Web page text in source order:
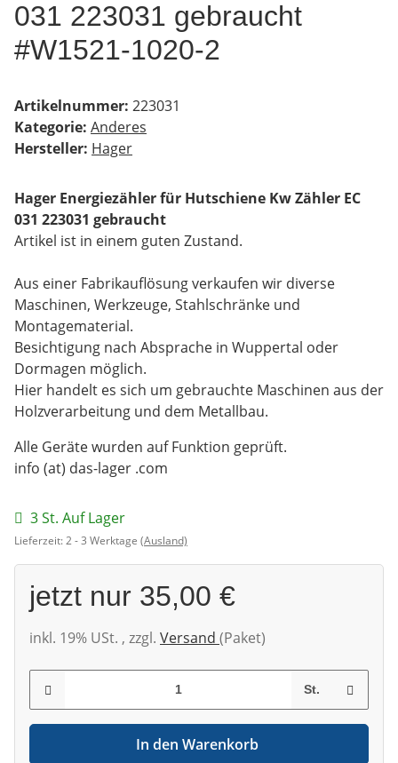
031 223031 gebraucht
#W1521-1020-2
Artikelnummer: 223031
Kategorie: Anderes
Hersteller: Hager
Hager Energiezähler für Hutschiene Kw Zähler EC
031 223031 gebraucht
Artikel ist in einem guten Zustand.
Aus einer Fabrikauflösung verkaufen wir diverse
Maschinen, Werkzeuge, Stahlschränke und
Montagematerial.
Besichtigung nach Absprache in Wuppertal oder
Dormagen möglich.
Hier handelt es sich um gebrauchte Maschinen aus der
Holzverarbeitung und dem Metallbau.
Alle Geräte wurden auf Funktion geprüft.
info (at) das-lager .com
3 St. Auf Lager
Lieferzeit:2 - 3 Werktage (Ausland)
jetzt nur 35,00 €
inkl. 19% USt. , zzgl. Versand (Paket)
St.
In den Warenkorb